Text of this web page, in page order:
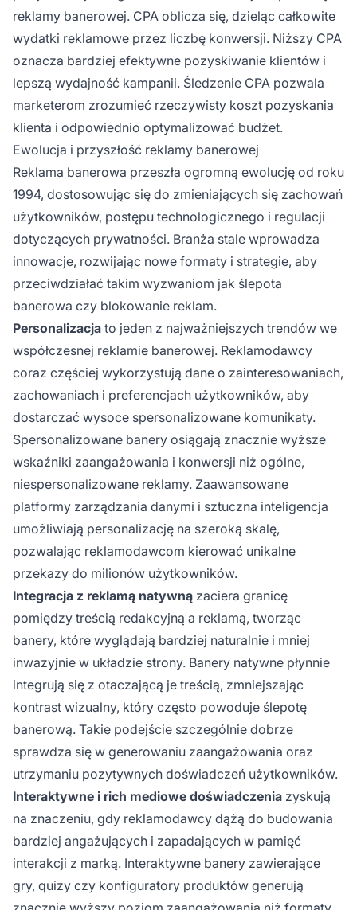
reklamy banerowej. CPA oblicza się, dzieląc całkowite
wydatki reklamowe przez liczbę konwersji. Niższy CPA
oznacza bardziej efektywne pozyskiwanie klientów i
lepszą wydajność kampanii. Śledzenie CPA pozwala
marketerom zrozumieć rzeczywisty koszt pozyskania
klienta i odpowiednio optymalizować budżet.
Ewolucja i przyszłość reklamy banerowej
Reklama banerowa przeszła ogromną ewolucję od roku
1994, dostosowując się do zmieniających się zachowań
użytkowników, postępu technologicznego i regulacji
dotyczących prywatności. Branża stale wprowadza
innowacje, rozwijając nowe formaty i strategie, aby
przeciwdziałać takim wyzwaniom jak ślepota
banerowa czy blokowanie reklam.
Personalizacja to jeden z najważniejszych trendów we
współczesnej reklamie banerowej. Reklamodawcy
coraz częściej wykorzystują dane o zainteresowaniach,
zachowaniach i preferencjach użytkowników, aby
dostarczać wysoce spersonalizowane komunikaty.
Spersonalizowane banery osiągają znacznie wyższe
wskaźniki zaangażowania i konwersji niż ogólne,
niespersonalizowane reklamy. Zaawansowane
platformy zarządzania danymi i sztuczna inteligencja
umożliwiają personalizację na szeroką skalę,
pozwalając reklamodawcom kierować unikalne
przekazy do milionów użytkowników.
Integracja z reklamą natywną zaciera granicę
pomiędzy treścią redakcyjną a reklamą, tworząc
banery, które wyglądają bardziej naturalnie i mniej
inwazyjnie w układzie strony. Banery natywne płynnie
integrują się z otaczającą je treścią, zmniejszając
kontrast wizualny, który często powoduje ślepotę
banerową. Takie podejście szczególnie dobrze
sprawdza się w generowaniu zaangażowania oraz
utrzymaniu pozytywnych doświadczeń użytkowników.
Interaktywne i rich mediowe doświadczenia zyskują
na znaczeniu, gdy reklamodawcy dążą do budowania
bardziej angażujących i zapadających w pamięć
interakcji z marką. Interaktywne banery zawierające
gry, quizy czy konfiguratory produktów generują